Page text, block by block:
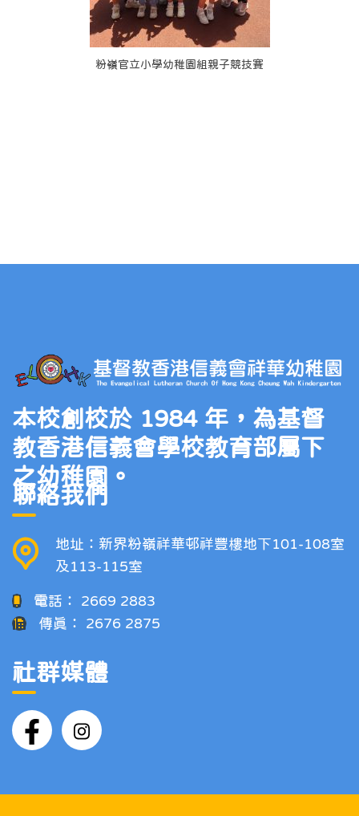
粉嶺官立小學幼稚園組親子競技賽
本校創校於 1984 年，為基督
教香港信義會學校教育部屬下
之幼稚園。
聯絡我們
地址：新界粉嶺祥華邨祥豐樓地下101-108室
及113-115室
電話： 2669 2883
傳真： 2676 2875
社群媒體